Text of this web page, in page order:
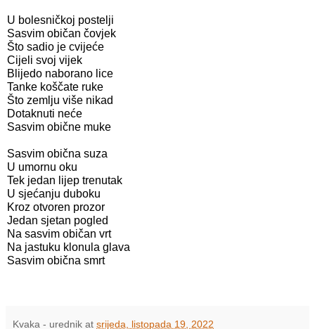
U bolesničkoj postelji
Sasvim običan čovjek
Što sadio je cvijeće
Cijeli svoj vijek
Blijedo naborano lice
Tanke koščate ruke
Što zemlju više nikad
Dotaknuti neće
Sasvim obične muke
Sasvim obična suza
U umornu oku
Tek jedan lijep trenutak
U sjećanju duboku
Kroz otvoren prozor
Jedan sjetan pogled
Na sasvim običan vrt
Na jastuku klonula glava
Sasvim obična smrt
Kvaka - urednik at srijeda, listopada 19, 2022